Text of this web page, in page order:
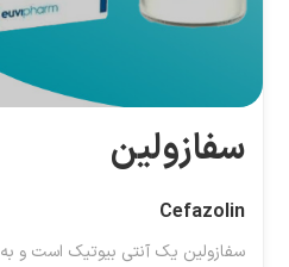
سفازولین
Cefazolin
سفازولین یک آنتی بیوتیک است و